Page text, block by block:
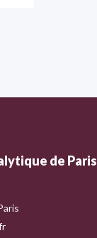
de Paris